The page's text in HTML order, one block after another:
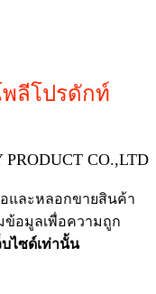
พลีโปรดักท์
PRODUCT CO.,LTD
และหลอกขายสินค้า
อมูลเพื่อความถูก
ไซด์เท่านั้น